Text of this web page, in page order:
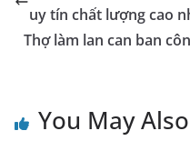
uy tín chất lượng cao
Thợ làm lan can ban
You May